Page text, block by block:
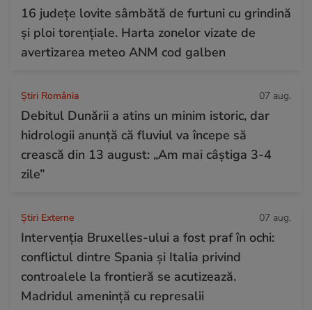
16 județe lovite sâmbătă de furtuni cu grindină
și ploi torențiale. Harta zonelor vizate de
avertizarea meteo ANM cod galben
Știri România 07 aug.
Debitul Dunării a atins un minim istoric, dar
hidrologii anunță că fluviul va începe să
crească din 13 august: „Am mai câștiga 3-4
zile”
Știri Externe 07 aug.
Intervenția Bruxelles-ului a fost praf în ochi:
conflictul dintre Spania și Italia privind
controalele la frontieră se acutizează.
Madridul amenință cu represalii